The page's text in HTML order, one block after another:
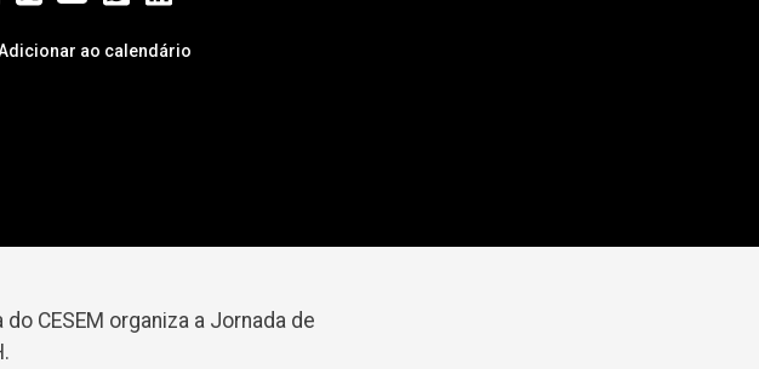
ao calendário
CESEM organiza a Jornada de